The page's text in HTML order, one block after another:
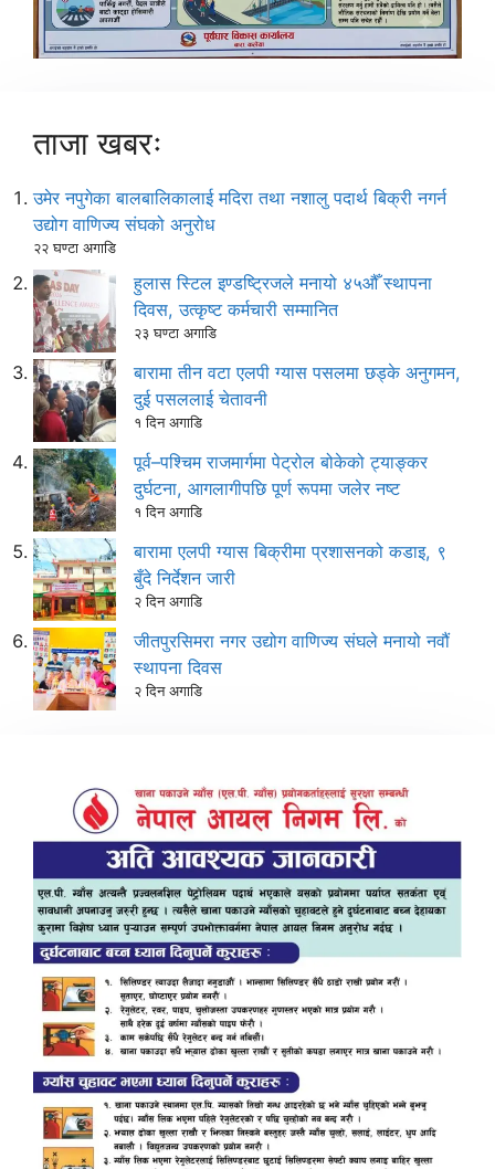
ताजा खबरः
उमेर नपुगेका बालबालिकालाई मदिरा तथा नशालु पदार्थ बिक्री नगर्न
उद्योग वाणिज्य संघको अनुरोध
२२ घण्टा अगाडि
हुलास स्टिल इण्डष्ट्रिजले मनायो ४५औँ स्थापना
दिवस, उत्कृष्ट कर्मचारी सम्मानित
२३ घण्टा अगाडि
बारामा तीन वटा एलपी ग्यास पसलमा छड्के अनुगमन,
दुई पसललाई चेतावनी
१ दिन अगाडि
पूर्व–पश्चिम राजमार्गमा पेट्रोल बोकेको ट्याङ्कर
दुर्घटना, आगलागीपछि पूर्ण रूपमा जलेर नष्ट
१ दिन अगाडि
बारामा एलपी ग्यास बिक्रीमा प्रशासनको कडाइ, ९
बुँदे निर्देशन जारी
२ दिन अगाडि
जीतपुरसिमरा नगर उद्योग वाणिज्य संघले मनायो नवौं
स्थापना दिवस
२ दिन अगाडि